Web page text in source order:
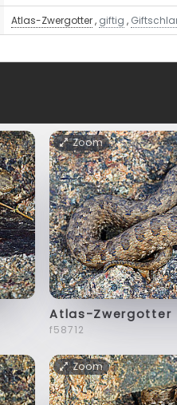
Atlas-Zwergotter, giftig ,
Zoom
Atlas-Zwergotter
f58712
Zoom